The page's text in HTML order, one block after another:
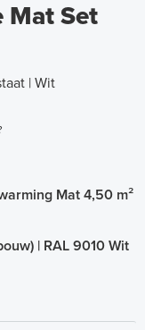
Mat Set
| Wit
Mat 4,50 m²
| RAL 9010 Wit